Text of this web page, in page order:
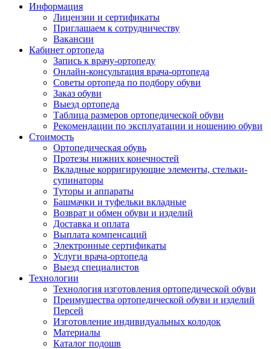
Информация
Лицензии и сертификаты
Приглашаем к сотрудничеству
Вакансии
Кабинет ортопеда
Запись к врачу-ортопеду
Онлайн-консультация врача-ортопеда
Советы ортопеда по подбору обуви
Заказ обуви
Выезд ортопеда
Таблица размеров ортопедической обуви
Рекомендации по эксплуатации и ношению обуви
Стоимость
Ортопедическая обувь
Протезы нижних конечностей
Вкладные корригирующие элементы, стельки-
супинаторы
Туторы и аппараты
Башмачки и туфельки вкладные
Возврат и обмен обуви и изделий
Доставка и оплата
Выплата компенсаций
Электронные сертификаты
Услуги врача-ортопеда
Выезд специалистов
Технологии
Технология изготовления ортопедической обуви
Преимущества ортопедической обуви и изделий
Персей
Изготовление индивидуальных колодок
Материалы
Каталог подошв